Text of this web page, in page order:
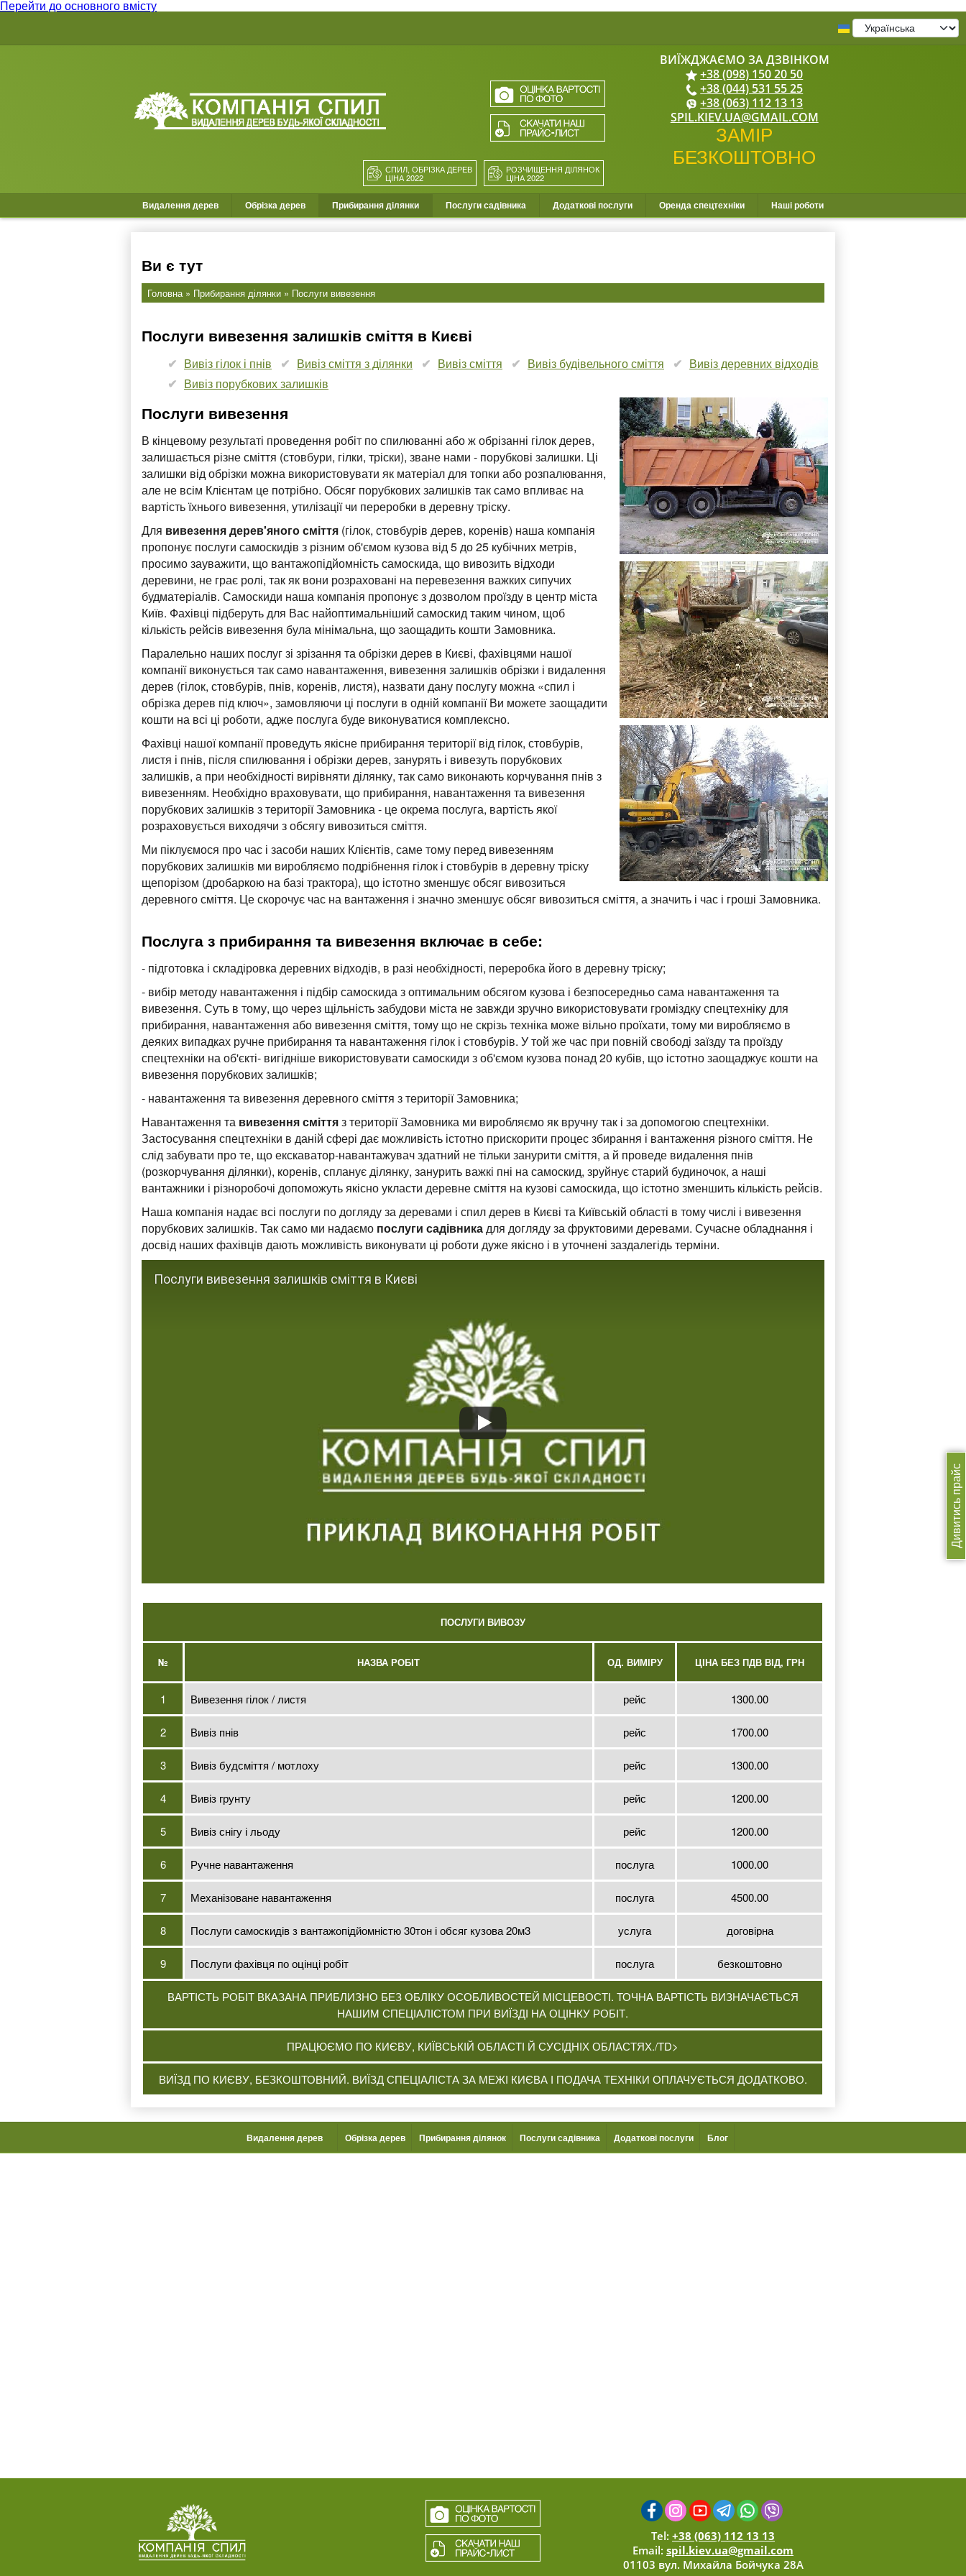
Перейти до основного вмісту
Дивитись прайс
+38 (098) 150 20 50
+38 (044) 531 55 25
+38 (063) 112 13 13
SPIL.KIEV.UA@GMAIL.COM
СПИЛ, ОБРІЗКА ДЕРЕВ
ЦІНА 2022
РОЗЧИЩЕННЯ ДІЛЯНОК
ЦІНА 2022
Видалення дерев Обрізка дерев Прибирання ділянки Послуги садівника Додаткові послуги Оренда спецтехніки Наші роботи
Ви є тут
Головна» Прибирання ділянки» Послуги вивезення
Послуги вивезення залишків сміття в Києві
Вивіз гілок і пнів Вивіз сміття з ділянки Вивіз сміття Вивіз будівельного сміття
Вивіз деревних відходів
Вивіз порубкових залишків
Послуги вивезення
В кінцевому результаті проведення робіт по спилюванні або ж обрізанні гілок дерев,
залишається різне сміття (стовбури, гілки, тріски), зване нами - порубкові залишки. Ці
залишки від обрізки можна використовувати як матеріал для топки або розпалювання,
але не всім Клієнтам це потрібно. Обсяг порубкових залишків так само впливає на
вартість їхнього вивезення, утилізації чи переробки в деревну тріску.
Для вивезення дерев'яного сміття (гілок, стовбурів дерев, коренів) наша компанія
пропонує послуги самоскидів з різним об'ємом кузова від 5 до 25 кубічних метрів,
просимо зауважити, що вантажопідйомність самоскида, що вивозить відходи
деревини, не грає ролі, так як вони розраховані на перевезення важких сипучих
будматеріалів. Самоскиди наша компанія пропонує з дозволом проїзду в центр міста
Київ. Фахівці підберуть для Вас найоптимальніший самоскид таким чином, щоб
кількість рейсів вивезення була мінімальна, що заощадить кошти Замовника.
Паралельно наших послуг зі зрізання та обрізки дерев в Києві, фахівцями нашої
компанії виконується так само навантаження, вивезення залишків обрізки і видалення
дерев (гілок, стовбурів, пнів, коренів, листя), назвати дану послугу можна «спил і
обрізка дерев під ключ», замовляючи ці послуги в одній компанії Ви можете заощадити
кошти на всі ці роботи, адже послуга буде виконуватися комплексно.
Фахівці нашої компанії проведуть якісне прибирання території від гілок, стовбурів,
листя і пнів, після спилювання і обрізки дерев, занурять і вивезуть порубкових
залишків, а при необхідності вирівняти ділянку, так само виконають корчування пнів з
вивезенням. Необхідно враховувати, що прибирання, навантаження та вивезення
порубкових залишків з території Замовника - це окрема послуга, вартість якої
розраховується виходячи з обсягу вивозиться сміття.
Ми піклуємося про час і засоби наших Клієнтів, саме тому перед вивезенням
порубкових залишків ми виробляємо подрібнення гілок і стовбурів в деревну тріску
щепорізом (дробаркою на базі трактора), що істотно зменшує обсяг вивозиться
деревного сміття. Це скорочує час на вантаження і значно зменшує обсяг вивозиться сміття, а значить і час і гроші Замовника.
Послуга з прибирання та вивезення включає в себе:
- підготовка і складіровка деревних відходів, в разі необхідності, переробка його в деревну тріску;
- вибір методу навантаження і підбір самоскида з оптимальним обсягом кузова і безпосередньо сама навантаження та
вивезення. Суть в тому, що через щільність забудови міста не завжди зручно використовувати громіздку спецтехніку для
прибирання, навантаження або вивезення сміття, тому що не скрізь техніка може вільно проїхати, тому ми виробляємо в
деяких випадках ручне прибирання та навантаження гілок і стовбурів. У той же час при повній свободі заїзду та проїзду
спецтехніки на об'єкті- вигідніше використовувати самоскиди з об'ємом кузова понад 20 кубів, що істотно заощаджує кошти на
вивезення порубкових залишків;
- навантаження та вивезення деревного сміття з території Замовника;
Навантаження та вивезення сміттяз території Замовника ми виробляємо як вручну так і за допомогою спецтехніки.
Застосування спецтехніки в даній сфері дає можливість істотно прискорити процес збирання і вантаження різного сміття. Не
слід забувати про те, що екскаватор-навантажувач здатний не тільки занурити сміття, а й проведе видалення пнів
(розкорчування ділянки), коренів, спланує ділянку, занурить важкі пні на самоскид, зруйнує старий будиночок, а наші
вантажники і різноробочі допоможуть якісно укласти деревне сміття на кузові самоскида, що істотно зменшить кількість рейсів.
Наша компанія надає всі послуги по догляду за деревами і спил дерев в Києві та Київській області в тому числі і вивезення
порубкових залишків. Так само ми надаємо послуги садівникадля догляду за фруктовими деревами. Сучасне обладнання і
досвід наших фахівців дають можливість виконувати ці роботи дуже якісно і в уточнені заздалегідь терміни.
Послуги вивезення залишків сміття в Києві
ПОСЛУГИ ВИВОЗУ
№ НАЗВА РОБІТ ОД. ВИМІРУ ЦІНА БЕЗ ПДВ ВІД, ГРН
1 Вивезення гілок / листя рейс 1300.00
2 Вивіз пнів рейс 1700.00
3 Вивіз будсміття / мотлоху рейс 1300.00
4 Вивіз грунту рейс 1200.00
5 Вивіз снігу і льоду рейс 1200.00
6 Ручне навантаження послуга 1000.00
7 Механізоване навантаження послуга 4500.00
8 Послуги самоскидів з вантажопідйомністю 30тон і обсяг кузова 20м3 услуга договірна
9 Послуги фахівця по оцінці робіт послуга безкоштовно
ВАРТІСТЬ РОБІТ ВКАЗАНА ПРИБЛИЗНО БЕЗ ОБЛІКУ ОСОБЛИВОСТЕЙ МІСЦЕВОСТІ. ТОЧНА ВАРТІСТЬ ВИЗНАЧАЄТЬСЯ
НАШИМ СПЕЦІАЛІСТОМ ПРИ ВИЇЗДІ НА ОЦІНКУ РОБІТ.
ПРАЦЮЄМО ПО КИЄВУ, КИЇВСЬКІЙ ОБЛАСТІ Й СУСІДНІХ ОБЛАСТЯХ./TD>
ВИЇЗД ПО КИЄВУ, БЕЗКОШТОВНИЙ. ВИЇЗД СПЕЦІАЛІСТА ЗА МЕЖІ КИЄВА І ПОДАЧА ТЕХНІКИ ОПЛАЧУЄТЬСЯ ДОДАТКОВО.
Видалення дерев Обрізка дерев Прибирання ділянок Послуги садівника Додаткові послуги Блог
Tel: +38 (063) 112 13 13
Email: spil.kiev.ua@gmail.com
01103 вул. Михайла Бойчука 28А